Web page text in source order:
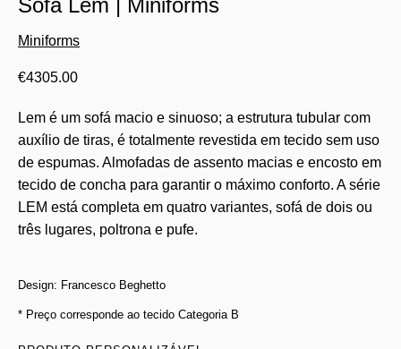
Sofá Lem | Miniforms
Miniforms
€4305.00
Lem é um sofá macio e sinuoso; a estrutura tubular com
auxílio de tiras, é totalmente revestida em tecido sem uso
de espumas. Almofadas de assento macias e encosto em
tecido de concha para garantir o máximo conforto. A série
LEM está completa em quatro variantes, sofá de dois ou
três lugares, poltrona e pufe.
Design: Francesco Beghetto
* Preço corresponde ao tecido Categoria B